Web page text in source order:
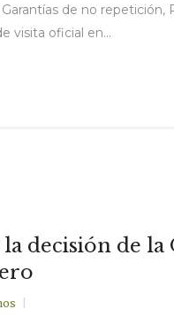
Garantías de no
visita oficial en...
decisión de